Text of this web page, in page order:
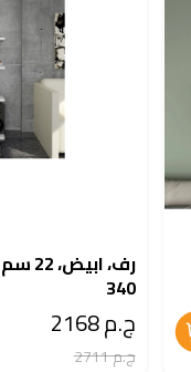
340
ج.م 2168
ج.م 2711